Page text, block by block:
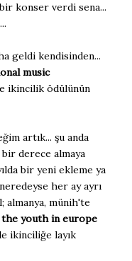
bir konser verdi sena...
geldi kendisinden...
music
ikincilik ödülünün
artık... şu anda
derece almaya
bir yeni ekleme ya
her ay ayrı
almanya, münih'te
youth in europe
ikinciliğe layık